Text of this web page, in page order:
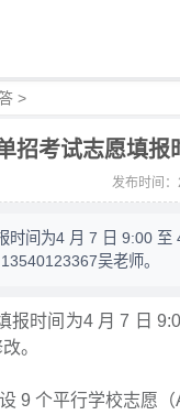
>
招考试志愿填
发布时间
时间为4 月 7 日 9:00
吴老师。
时间为4 月 7 日
。
个平行学校志愿（